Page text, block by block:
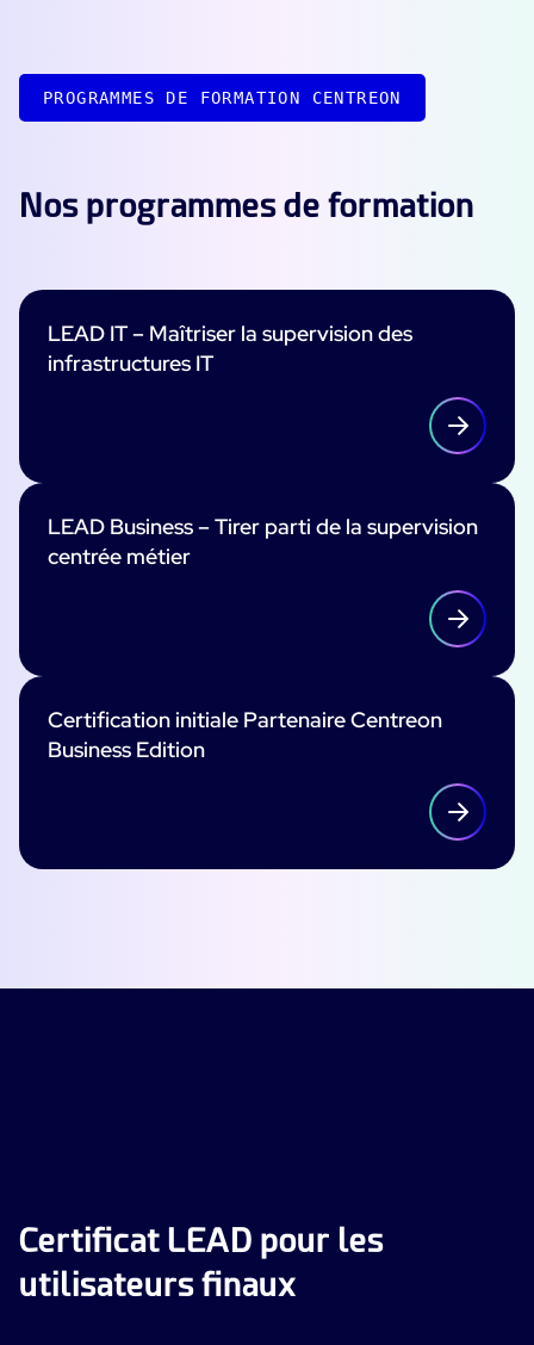
PROGRAMMES DE FORMATION CENTREON
Nos programmes de formation
LEAD IT – Maîtriser la supervision des
infrastructures IT
LEAD Business – Tirer parti de la supervision
centrée métier
Certification initiale Partenaire Centreon
Business Edition
Certificat LEAD pour les
utilisateurs finaux